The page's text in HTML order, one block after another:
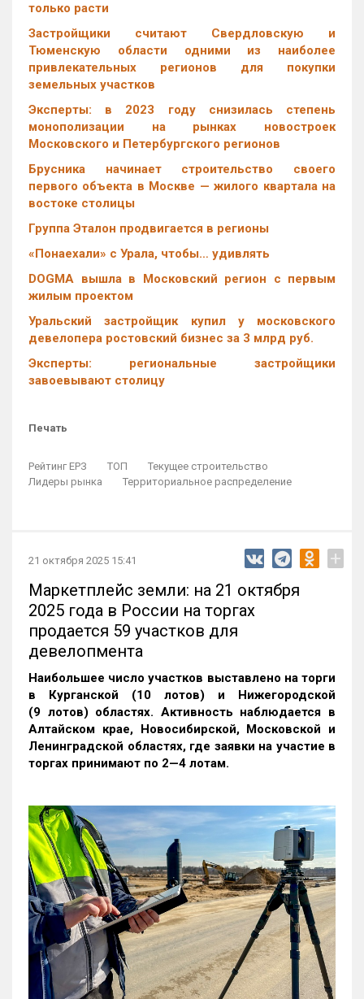
только расти
Застройщики считают Свердловскую и
Тюменскую области одними из наиболее
привлекательных регионов для покупки
земельных участков
Эксперты: в 2023 году снизилась степень
монополизации на рынках новостроек
Московского и Петербургского регионов
Брусника начинает строительство своего
первого объекта в Москве — жилого квартала на
востоке столицы
Группа Эталон продвигается в регионы
«Понаехали» с Урала, чтобы… удивлять
DOGMA вышла в Московский регион с первым
жилым проектом
Уральский застройщик купил у московского
девелопера ростовский бизнес за 3 млрд руб.
Эксперты: региональные застройщики
завоевывают столицу
Печать
Рейтинг ЕРЗ ТОП
Текущее строительство
Лидеры рынка
Территориальное распределение
21 октября 2025 15:41 +
Маркетплейс земли: на 21 октября
2025 года в России на торгах
продается 59 участков для
девелопмента
Наибольшее число участков выставлено на торги
в Курганской (10 лотов) и Нижегородской
(9 лотов) областях. Активность наблюдается в
Алтайском крае, Новосибирской, Московской и
Ленинградской областях, где заявки на участие в
торгах принимают по 2—4 лотам.